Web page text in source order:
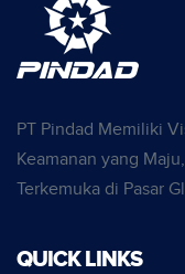
PT Pindad Memiliki
Keamanan yang
Terkemuka di Pasar
QUICK LINKS